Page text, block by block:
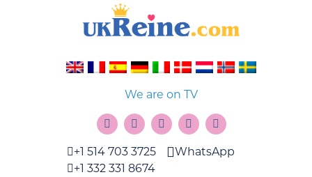
We are on TV
+1 514 703 3725
+1 332 331 8674
WhatsApp